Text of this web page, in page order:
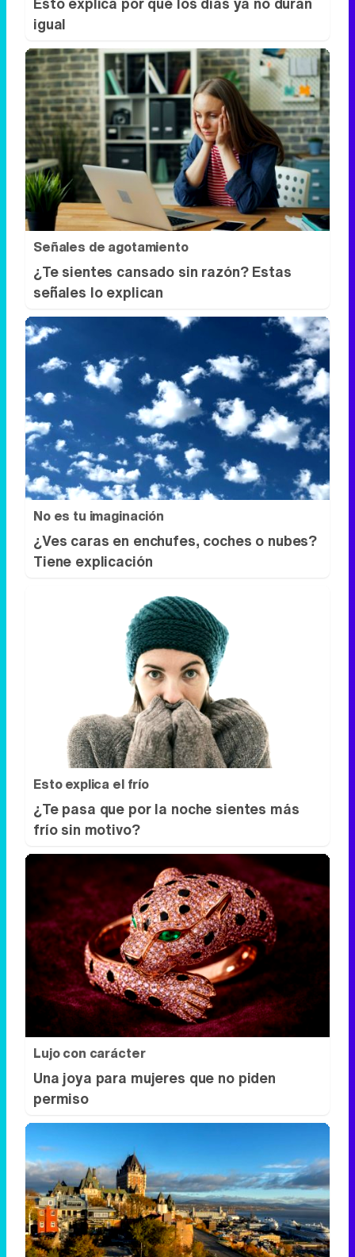
Señales de agotamiento
¿Te sientes cansado sin razón? Estas
señales lo explican
No es tu imaginación
¿Ves caras en enchufes, coches o nubes?
Tiene explicación
Esto explica el frío
¿Te pasa que por la noche sientes más
frío sin motivo?
Lujo con carácter
Una joya para mujeres que no piden
permiso
Dónde viajar en 2026
Los destinos que todos van a querer